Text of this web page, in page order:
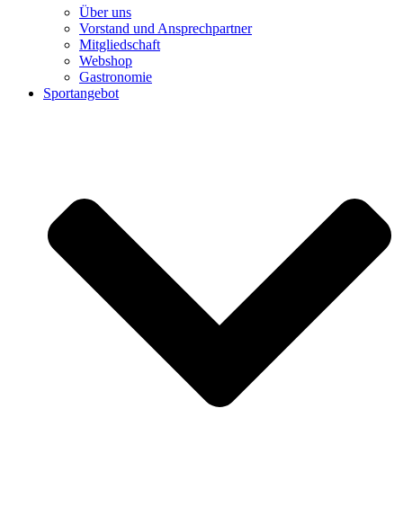
Über uns
Vorstand und Ansprechpartner
Mitgliedschaft
Webshop
Gastronomie
Sportangebot